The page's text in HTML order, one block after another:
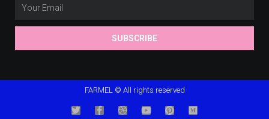
SUBSCRIBE
FARMEL © All rights reserved